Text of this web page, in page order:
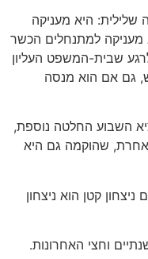
שלילית: היא מעניקה
מעניקה למתנחלים הכשר
שבית-המשפט העליון
גם אם הוא מנסה
השבוע החלטה נוספת,
אחרת, שהוקמה גם היא
קטן הוא ניצחון
וחצי האחרונות.